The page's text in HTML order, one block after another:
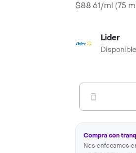
$88.61/ml (75
Lider
Compra con
Nos enfocamos